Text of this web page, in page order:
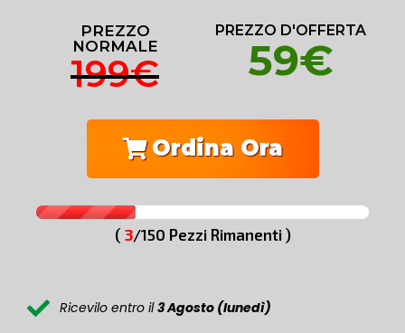
PREZZO
NORMALE
199€
PREZZO D'OFFERTA
59€
Ordina Ora
( 3/150 Pezzi Rimanenti )
Ricevilo entro il3 Agosto (lunedì)